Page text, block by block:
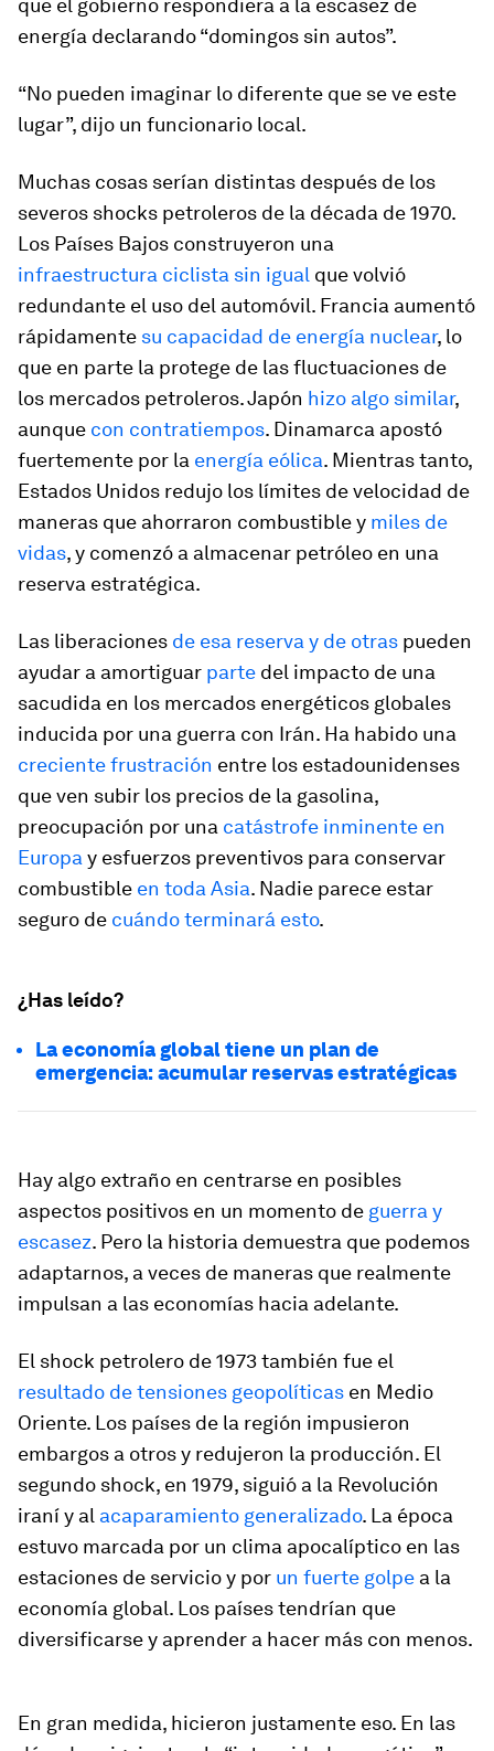
que el gobierno respondiera a la escasez de
energía declarando “domingos sin autos”.
“No pueden imaginar lo diferente que se ve este
lugar”, dijo un funcionario local.
Muchas cosas serían distintas después de los
severos shocks petroleros de la década de 1970.
Los Países Bajos construyeron una
infraestructura ciclista sin igual que volvió
redundante el uso del automóvil. Francia aumentó
rápidamente su capacidad de energía nuclear, lo
que en parte la protege de las fluctuaciones de
los mercados petroleros. Japón hizo algo similar,
aunque con contratiempos. Dinamarca apostó
fuertemente por la energía eólica. Mientras tanto,
Estados Unidos redujo los límites de velocidad de
maneras que ahorraron combustible y miles de
vidas, y comenzó a almacenar petróleo en una
reserva estratégica.
Las liberaciones de esa reserva y de otras pueden
ayudar a amortiguar parte del impacto de una
sacudida en los mercados energéticos globales
inducida por una guerra con Irán. Ha habido una
creciente frustración entre los estadounidenses
que ven subir los precios de la gasolina,
preocupación por una catástrofe inminente en
Europa y esfuerzos preventivos para conservar
combustible en toda Asia. Nadie parece estar
seguro de cuándo terminará esto.
¿Has leído?
La economía global tiene un plan de
emergencia: acumular reservas estratégicas
Hay algo extraño en centrarse en posibles
aspectos positivos en un momento de guerra y
escasez. Pero la historia demuestra que podemos
adaptarnos, a veces de maneras que realmente
impulsan a las economías hacia adelante.
El shock petrolero de 1973 también fue el
resultado de tensiones geopolíticas en Medio
Oriente. Los países de la región impusieron
embargos a otros y redujeron la producción. El
segundo shock, en 1979, siguió a la Revolución
iraní y al acaparamiento generalizado. La época
estuvo marcada por un clima apocalíptico en las
estaciones de servicio y por un fuerte golpe a la
economía global. Los países tendrían que
diversificarse y aprender a hacer más con menos.
En gran medida, hicieron justamente eso. En las